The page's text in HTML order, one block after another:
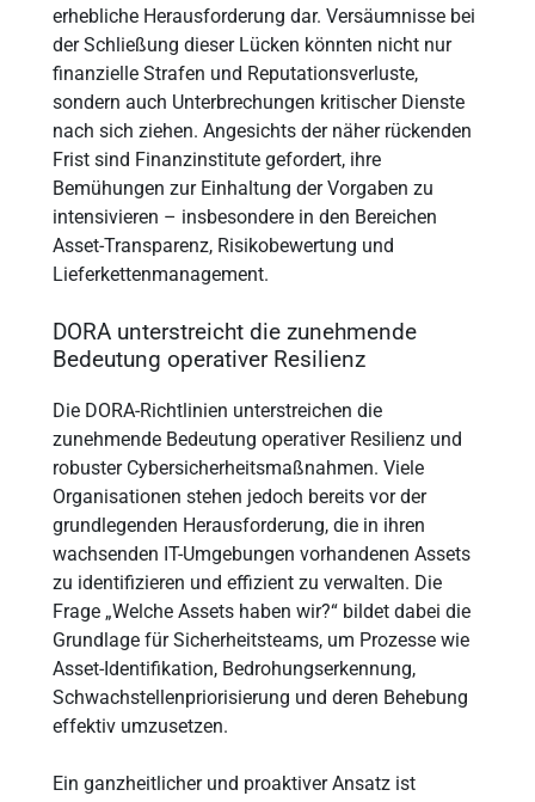
erhebliche Herausforderung dar. Versäumnisse bei
der Schließung dieser Lücken könnten nicht nur
finanzielle Strafen und Reputationsverluste,
sondern auch Unterbrechungen kritischer Dienste
nach sich ziehen. Angesichts der näher rückenden
Frist sind Finanzinstitute gefordert, ihre
Bemühungen zur Einhaltung der Vorgaben zu
intensivieren – insbesondere in den Bereichen
Asset-Transparenz, Risikobewertung und
Lieferkettenmanagement.
DORA unterstreicht die zunehmende
Bedeutung operativer Resilienz
Die DORA-Richtlinien unterstreichen die
zunehmende Bedeutung operativer Resilienz und
robuster Cybersicherheitsmaßnahmen. Viele
Organisationen stehen jedoch bereits vor der
grundlegenden Herausforderung, die in ihren
wachsenden IT-Umgebungen vorhandenen Assets
zu identifizieren und effizient zu verwalten. Die
Frage „Welche Assets haben wir?“ bildet dabei die
Grundlage für Sicherheitsteams, um Prozesse wie
Asset-Identifikation, Bedrohungserkennung,
Schwachstellenpriorisierung und deren Behebung
effektiv umzusetzen.
Ein ganzheitlicher und proaktiver Ansatz ist